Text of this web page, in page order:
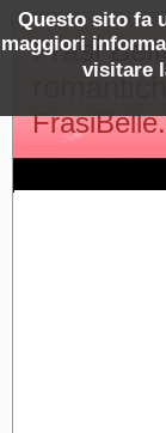
Questo sito fa
maggiori
visitare
Frasi